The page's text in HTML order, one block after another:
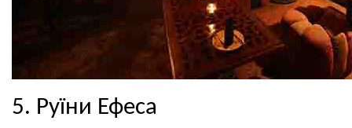
5. Руїни Ефеса